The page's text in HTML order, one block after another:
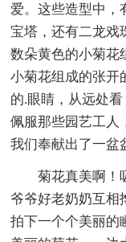
爱。这些造型中，
宝塔，还有二龙
数朵黄色的小菊花
小菊花组成的张开
的.眼睛，从远处
佩服那些园艺工人
我们奉献出了一盆
菊花真美啊！
爷爷好老奶奶互相
拍下一个个美丽的